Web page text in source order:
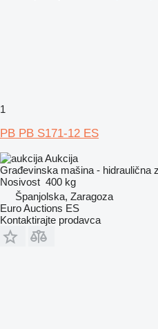
1
PB PB S171-12 ES
Aukcija
Građevinska mašina - hidraulična
Nosivost 400 kg
Španjolska, Zaragoza
Euro Auctions ES
Kontaktirajte prodavca